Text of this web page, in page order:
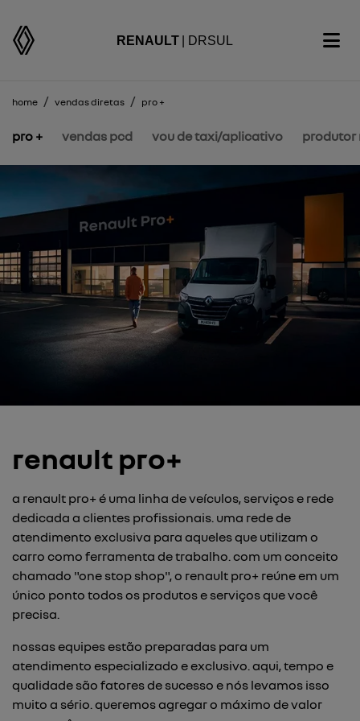
RENAULT | DRSUL
home vendas diretas pro +
pro + vendas pcd vou de taxi/aplicativo produtor
renault pro+
a renault pro+ é uma linha de veículos, serviços e rede
dedicada a clientes profissionais. uma rede de
atendimento exclusiva para aqueles que utilizam o
carro como ferramenta de trabalho. com um conceito
chamado "one stop shop", o renault pro+ reúne em um
único ponto todos os produtos e serviços que você
precisa.
nossas equipes estão preparadas para um
atendimento especializado e exclusivo. aqui, tempo e
qualidade são fatores de sucesso e nós levamos isso
muito a sério. queremos agregar o máximo de valor